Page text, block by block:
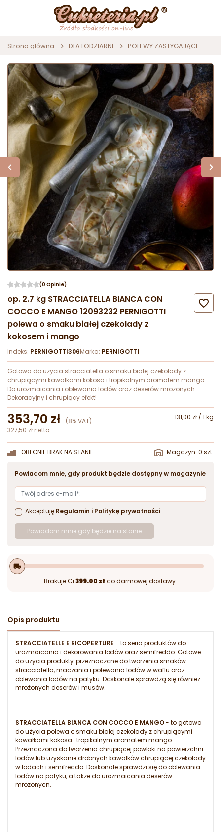
Strona główna DLA LODZIARNI POLEWY ZASTYGAJĄCE
(0 Opinie)
op. 2.7 kg STRACCIATELLA BIANCA CON
COCCO E MANGO 12093232 PERNIGOTTI
polewa o smaku białej czekolady z
kokosem i mango

Indeks: PERNIGOTTI306Marka: PERNIGOTTI
Gotowa do użycia stracciatella o smaku białej czekolady z
chrupiącymi kawałkami kokosa i tropikalnym aromatem mango.
Do urozmaicania i oblewania lodów oraz deserów mrożonych.
Dekoracyjny i chrupiący efekt!
353,70 zł (8% VAT)
131,00 zł / 1 kg
327,50 zł netto
OBECNIE BRAK NA STANIE Magazyn: 0 szt.
Powiadom mnie, gdy produkt będzie dostępny w magazynie
Akceptuję Regulamin i Politykę prywatności
Powiadom mnie gdy będzie na stanie
local_shipping
Brakuje Ci 399.00 złdo darmowej dostawy.
Opis produktu
STRACCIATELLE E RICOPERTURE - to seria produktów do
urozmaicania i dekorowania lodów oraz semifreddo. Gotowe
do użycia produkty, przeznaczone do tworzenia smaków
stracciatella, maczania i polewania lodów w waflu oraz
oblewania lodów na patyku. Doskonale sprawdzą się również
mrożonych deserów i musów.
STRACCIATELLA BIANCA CON COCCO E MANGO- to gotowa
do użycia polewa o smaku białej czekolady z chrupiącymi
kawałkami kokosa i tropikalnym aromatem mango.
Przeznaczona do tworzenia chrupiącej powłoki na powierzchni
lodów lub uzyskanie drobnych kawałków chrupiącej czekolady
w lodach i semifreddo. Doskonale sprawdzi się do oblewania
lodów na patyku, a także do urozmaicania deserów
mrożonych.